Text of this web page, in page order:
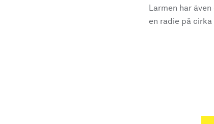
Larmen har
en radie på cirka